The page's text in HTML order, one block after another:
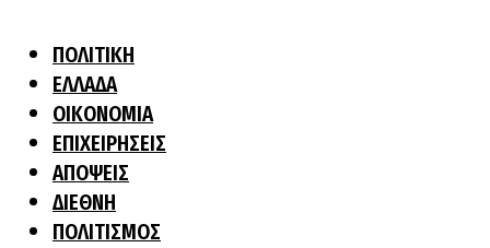
ΠΟΛΙΤΙΚΗ
ΕΛΛΑΔΑ
ΟΙΚΟΝΟΜΙΑ
ΕΠΙΧΕΙΡΗΣΕΙΣ
ΑΠΟΨΕΙΣ
ΔΙΕΘΝΗ
ΠΟΛΙΤΙΣΜΟΣ